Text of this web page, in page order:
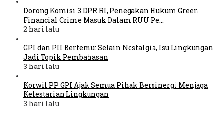
Dorong Komisi 3 DPR RI, Penegakan Hukum Green
Financial Crime Masuk Dalam RUU Pe…
2 hari lalu
GPI dan PII Bertemu: Selain Nostalgia, Isu Lingkungan
Jadi Topik Pembahasan
3 hari lalu
Korwil PP GPI Ajak Semua Pihak Bersinergi Menjaga
Kelestarian Lingkungan
3 hari lalu